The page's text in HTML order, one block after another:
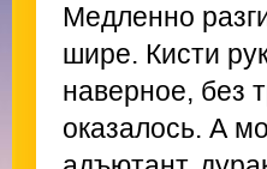
Медленно
шире. Кисти
наверное, без
оказалось. А